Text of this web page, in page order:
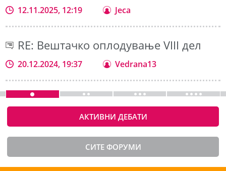
12.11.2025, 12:19 Jeca
RE: Вештачко оплодување VIII дел
20.12.2024, 19:37 Vedrana13
АКТИВНИ ДЕБАТИ
СИТЕ ФОРУМИ